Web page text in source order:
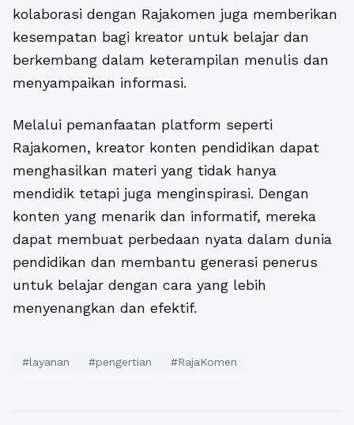
kolaborasi dengan Rajakomen juga memberikan
kesempatan bagi kreator untuk belajar dan
berkembang dalam keterampilan menulis dan
menyampaikan informasi.
Melalui pemanfaatan platform seperti
Rajakomen, kreator konten pendidikan dapat
menghasilkan materi yang tidak hanya
mendidik tetapi juga menginspirasi. Dengan
konten yang menarik dan informatif, mereka
dapat membuat perbedaan nyata dalam dunia
pendidikan dan membantu generasi penerus
untuk belajar dengan cara yang lebih
menyenangkan dan efektif.
#layanan #pengertian #RajaKomen